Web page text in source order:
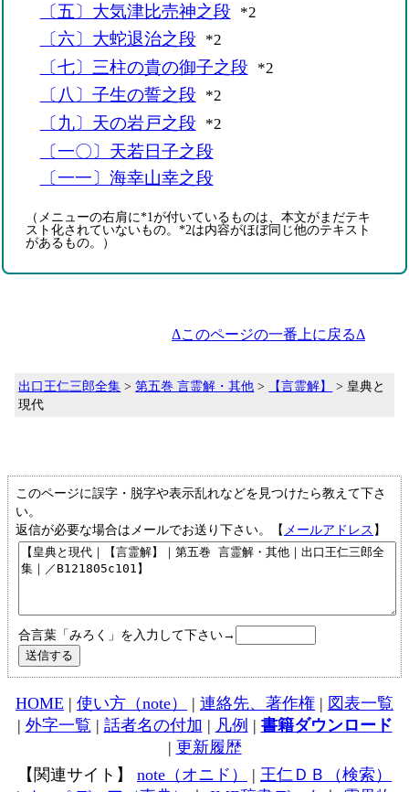
〔五〕大気津比売神之段 *2
〔六〕大蛇退治之段 *2
〔七〕三柱の貴の御子之段 *2
〔八〕子生の誓之段 *2
〔九〕天の岩戸之段 *2
〔一〇〕天若日子之段
〔一一〕海幸山幸之段
（メニューの右肩に*1が付いているものは、本文がまだテキ
スト化されていないもの。*2は内容がほぼ同じ他のテキスト
があるもの。）
Δこのページの一番上に戻るΔ
出口王仁三郎全集 >第五巻 言霊解・其他 > 【言霊解】
> 皇典と
現代
このページに誤字・脱字や表示乱れなどを見つけたら教えて下さ
い。
返信が必要な場合はメールでお送り下さい。【 メールアドレス 】
合言葉「みろく」を入力して下さい→
HOME | 使い方（note） | 連絡先、著作権 | 図表一覧
| 外字一覧 | 話者名の付加 | 凡例 | 書籍ダウンロード
| 更新履歴
【関連サイト】 note（オニド） | 王仁ＤＢ（検索）